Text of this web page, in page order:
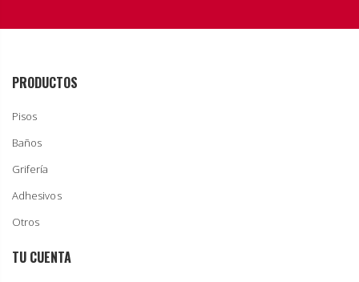
PRODUCTOS
Pisos
Baños
Grifería
Adhesivos
Otros
TU CUENTA